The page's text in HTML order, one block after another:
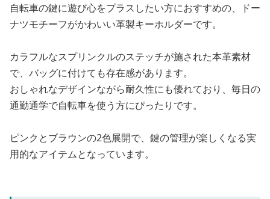
自転車の鍵に遊び心をプラスしたい方におすすめの、ドー
ナツモチーフがかわいい革製キーホルダーです。
カラフルなスプリンクルのステッチが施された本革素材
で、バッグに付けても存在感があります。
おしゃれなデザインながら耐久性にも優れており、毎日の
通勤通学で自転車を使う方にぴったりです。
ピンクとブラウンの2色展開で、鍵の管理が楽しくなる実
用的なアイテムとなっています。